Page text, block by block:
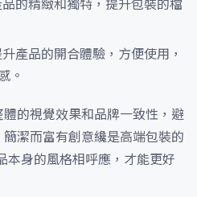
的精緻和獨特，提升包裝的檔
升產品的開合體驗，方便使用，
。
的視覺效果和品牌一致性，避
潔而富有創意纔是高端包裝的
本身的風格相呼應，才能更好